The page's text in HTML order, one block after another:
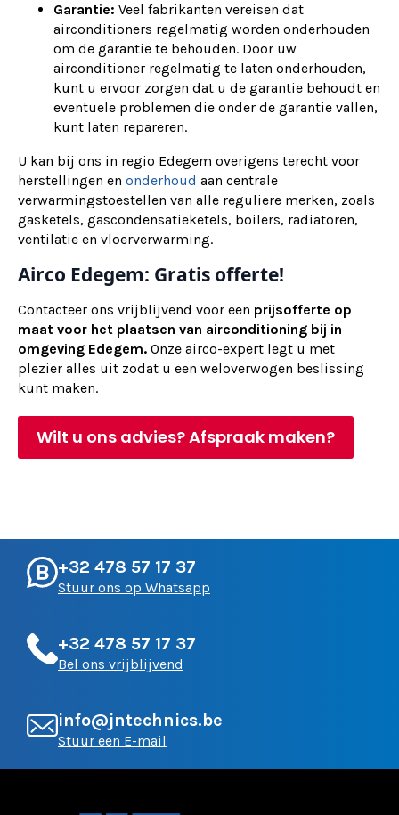
Garantie: Veel fabrikanten vereisen dat
airconditioners regelmatig worden onderhouden
om de garantie te behouden. Door uw
airconditioner regelmatig te laten onderhouden,
kunt u ervoor zorgen dat u de garantie behoudt en
eventuele problemen die onder de garantie vallen,
kunt laten repareren.
U kan bij ons in regio Edegem overigens terecht voor
herstellingen en onderhoud aan centrale
verwarmingstoestellen van alle reguliere merken, zoals
gasketels, gascondensatieketels, boilers, radiatoren,
ventilatie en vloerverwarming.
Airco Edegem: Gratis offerte!
Contacteer ons vrijblijvend voor een prijsofferte op
maat voor het plaatsen van airconditioning bij in
omgeving Edegem. Onze airco-expert legt u met
plezier alles uit zodat u een weloverwogen beslissing
kunt maken.
Wilt u ons advies? Afspraak maken?
+32 478 57 17 37
Stuur ons op Whatsapp
+32 478 57 17 37
Bel ons vrijblijvend
info@jntechnics.be
Stuur een E-mail